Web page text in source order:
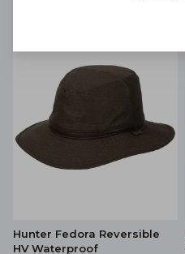
Hunter Fedora Reversible
HV Waterproof